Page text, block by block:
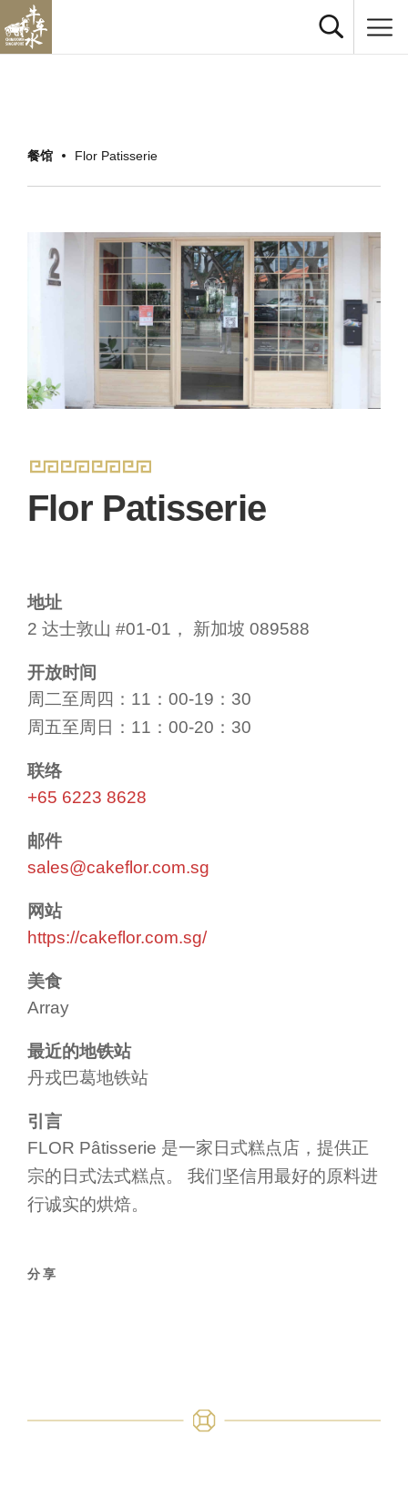
餐馆 Flor Patisserie
Flor Patisserie
地址
2 达士敦山 #01-01， 新加坡 089588
开放时间
周二至周四：11：00-19：30
周五至周日：11：00-20：30
联络
+65 6223 8628
邮件
sales@cakeflor.com.sg
网站
https://cakeflor.com.sg/
美食
Array
最近的地铁站
丹戎巴葛地铁站
引言
FLOR Pâtisserie 是一家日式糕点店，提供正
宗的日式法式糕点。 我们坚信用最好的原料进
行诚实的烘焙。
分享